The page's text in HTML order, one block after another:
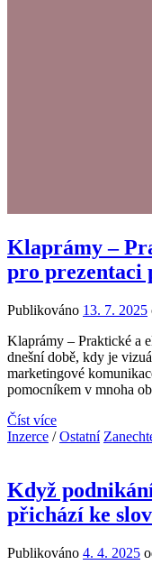
Klaprámy –
pro prezentaci
Publikováno 13. 7. 2025
Klaprámy – Praktické a
dnešní době, kdy je
marketingové
pomocníkem v mnoha
Číst více
Inzerce /Ostatní
Když
přichází ke
Publikováno 4. 4. 2025